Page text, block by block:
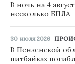
В ночь на 4
несколько БПЛА
30 июля 2026
В Пензенской
питбайках